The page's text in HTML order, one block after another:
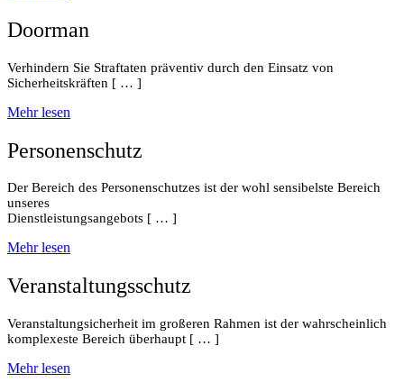
Doorman
Verhindern Sie Straftaten präventiv durch den Einsatz von
Sicherheitskräften [ … ]
Mehr lesen
Personenschutz
Der Bereich des Personenschutzes ist der wohl sensibelste Bereich
unseres
Dienstleistungsangebots [ … ]
Mehr lesen
Veranstaltungsschutz
Veranstaltungsicherheit im großeren Rahmen ist der wahrscheinlich
komplexeste Bereich überhaupt [ … ]
Mehr lesen